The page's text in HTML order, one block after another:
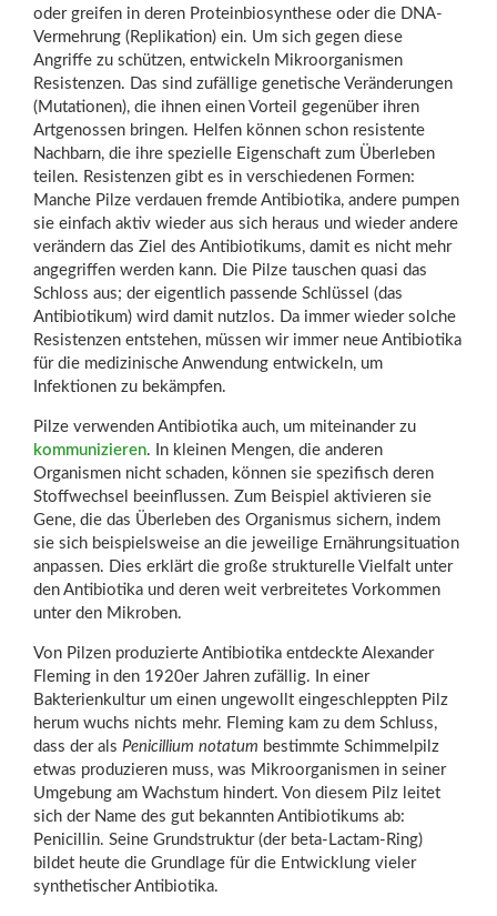
oder greifen in deren Proteinbiosynthese oder die DNA-
Vermehrung (Replikation) ein. Um sich gegen diese
Angriffe zu schützen, entwickeln Mikroorganismen
Resistenzen. Das sind zufällige genetische Veränderungen
(Mutationen), die ihnen einen Vorteil gegenüber ihren
Artgenossen bringen. Helfen können schon resistente
Nachbarn, die ihre spezielle Eigenschaft zum Überleben
teilen. Resistenzen gibt es in verschiedenen Formen:
Manche Pilze verdauen fremde Antibiotika, andere pumpen
sie einfach aktiv wieder aus sich heraus und wieder andere
verändern das Ziel des Antibiotikums, damit es nicht mehr
angegriffen werden kann. Die Pilze tauschen quasi das
Schloss aus; der eigentlich passende Schlüssel (das
Antibiotikum) wird damit nutzlos. Da immer wieder solche
Resistenzen entstehen, müssen wir immer neue Antibiotika
für die medizinische Anwendung entwickeln, um
Infektionen zu bekämpfen.
Pilze verwenden Antibiotika auch, um miteinander zu
kommunizieren. In kleinen Mengen, die anderen
Organismen nicht schaden, können sie spezifisch deren
Stoffwechsel beeinflussen. Zum Beispiel aktivieren sie
Gene, die das Überleben des Organismus sichern, indem
sie sich beispielsweise an die jeweilige Ernährungsituation
anpassen. Dies erklärt die große strukturelle Vielfalt unter
den Antibiotika und deren weit verbreitetes Vorkommen
unter den Mikroben.
Von Pilzen produzierte Antibiotika entdeckte Alexander
Fleming in den 1920er Jahren zufällig. In einer
Bakterienkultur um einen ungewollt eingeschleppten Pilz
herum wuchs nichts mehr. Fleming kam zu dem Schluss,
dass der als Penicillium notatum bestimmte Schimmelpilz
etwas produzieren muss, was Mikroorganismen in seiner
Umgebung am Wachstum hindert. Von diesem Pilz leitet
sich der Name des gut bekannten Antibiotikums ab:
Penicillin. Seine Grundstruktur (der beta-Lactam-Ring)
bildet heute die Grundlage für die Entwicklung vieler
synthetischer Antibiotika.